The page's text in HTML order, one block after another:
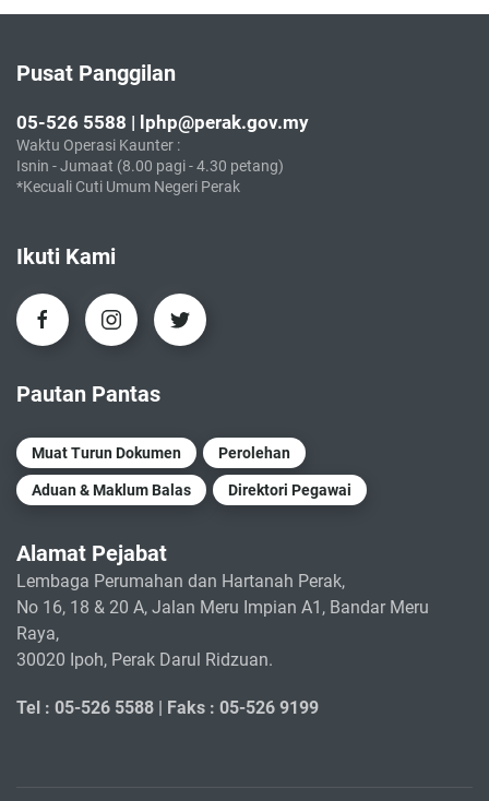
Pusat Panggilan
05-526 5588 | lphp@perak.gov.my
Waktu Operasi Kaunter :
Isnin - Jumaat (8.00 pagi - 4.30 petang)
*Kecuali Cuti Umum Negeri Perak
Ikuti Kami
Pautan Pantas
Muat Turun Dokumen Perolehan
Aduan & Maklum Balas Direktori Pegawai
Alamat Pejabat
Lembaga Perumahan dan Hartanah Perak,
No 16, 18 & 20 A, Jalan Meru Impian A1, Bandar Meru
Raya,
30020 Ipoh, Perak Darul Ridzuan.
Tel : 05-526 5588 | Faks : 05-526 9199